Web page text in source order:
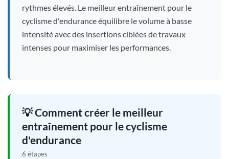
rythmes élevés. Le meilleur entraînement pour le
cyclisme d'endurance équilibre le volume à basse
intensité avec des insertions ciblées de travaux
intenses pour maximiser les performances.
💡 Comment créer le meilleur
entraînement pour le cyclisme
d'endurance
6 étapes